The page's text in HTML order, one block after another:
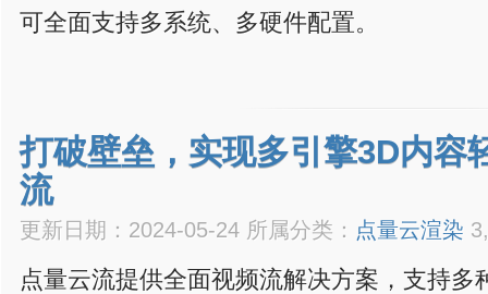
可全面支持多系统、多硬件配置。
打破壁垒，实现多引擎3D内容
流
更新日期：2024-05-24 所属分类： 点量云渲染
点量云流提供全面视频流解决方案，支持多